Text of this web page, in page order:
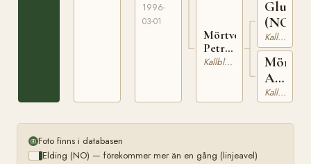
1996-
03-01
Mörtvedt
Petra
(NO)Kallblodig Travare
Glup
(NO)
Kallblodig Travare
Alma
(NO)
Kallblodig Travare
Foto finns i databasen
Elding (NO) — förekommer mer än en gång (linjeavel)